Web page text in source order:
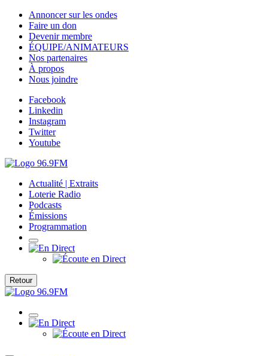
Annoncer sur les ondes
Faire un don
Devenir membre
ÉQUIPE/ANIMATEURS
Nos partenaires
À propos
Nous joindre
Facebook
Linkedin
Instagram
Twitter
Youtube
Actualité | Extraits
Loterie Radio
Podcasts
Émissions
Programmation
Retour